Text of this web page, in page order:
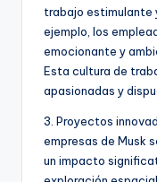
trabajo estimulante
ejemplo, los
emocionante y
Esta cultura de
apasionadas y
3. Proyectos
empresas de Musk
un impacto